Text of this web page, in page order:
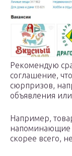
Рекомендую
соглашение,
сюрпризов,
объявления
Например,
напоминающие
скорее всего,